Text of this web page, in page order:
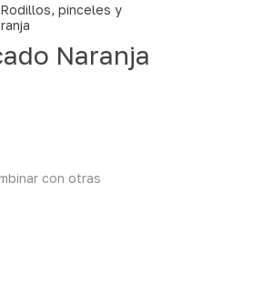
Rodillos, pinceles y
Naranja
con otras